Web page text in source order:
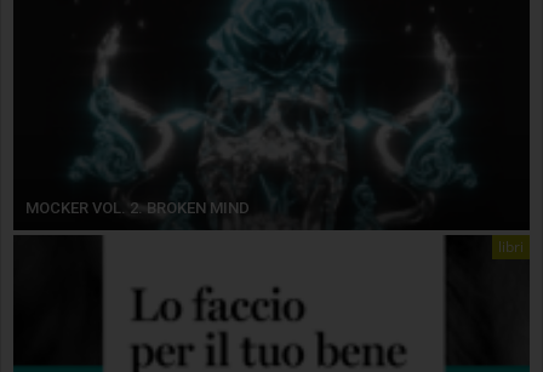
MOCKER VOL. 2. BROKEN MIND
libri